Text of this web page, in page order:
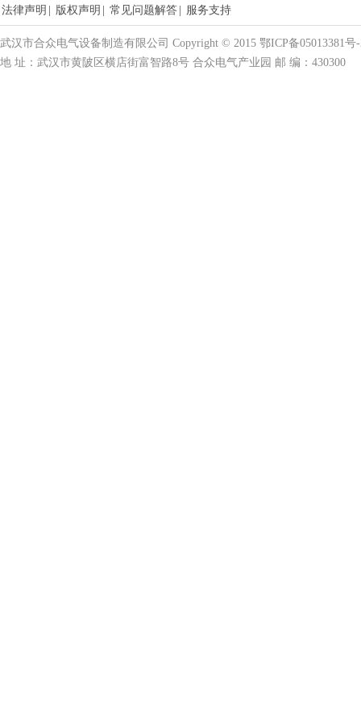
法律声明 版权声明 常见问题解答 服务支持
武汉市合众电气设备制造有限公司 Copyright © 2015 鄂ICP备05013381号
地 址：武汉市黄陂区横店街富智路8号 合众电气产业园 邮 编：430300